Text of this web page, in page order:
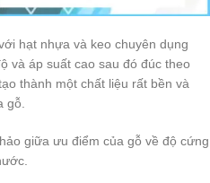
hạt nhựa và keo chuyên dụng
và áp suất cao sau đó đúc theo
thành một chất liệu rất bền và
gỗ.
giữa ưu điểm của gỗ về độ cứng